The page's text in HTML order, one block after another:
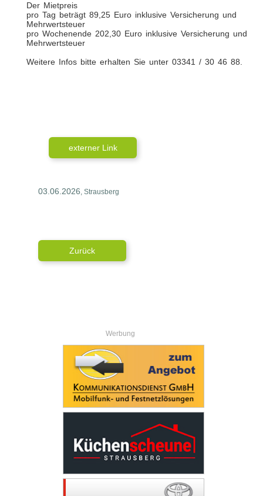
Der Mietpreis
pro Tag beträgt 89,25 Euro inklusive Versicherung und
Mehrwertsteuer
pro Wochenende 202,30 Euro inklusive Versicherung und
Mehrwertsteuer
Weitere Infos bitte erhalten Sie unter 03341 / 30 46 88.
externer Link
03.06.2026, Strausberg
Zurück
Werbung